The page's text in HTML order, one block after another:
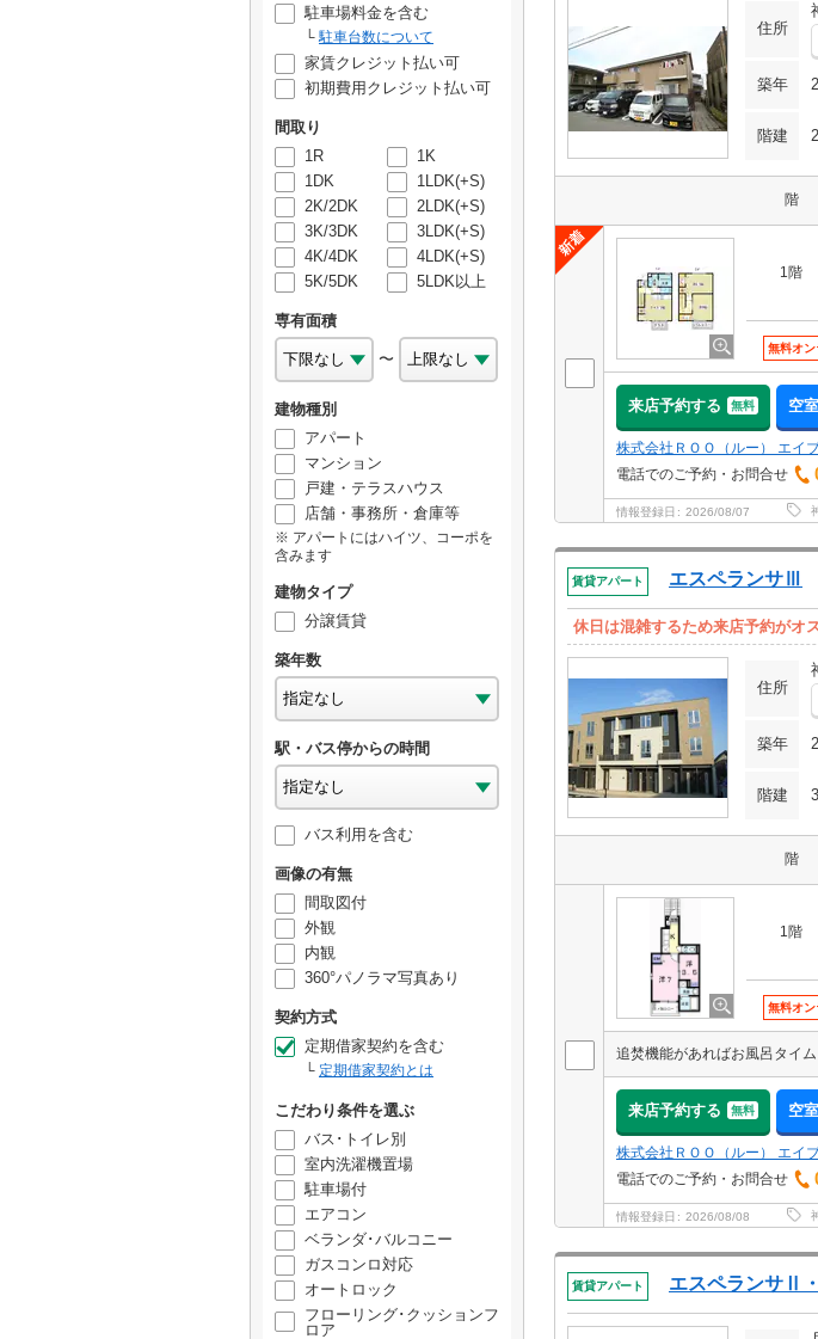
駐車場料金を含む
駐車台数について
家賃クレジット払い可
初期費用クレジット払い可
間取り
1R
1K
1DK
1LDK(+S)
2K/2DK
2LDK(+S)
3K/3DK
3LDK(+S)
4K/4DK
4LDK(+S)
5K/5DK
5LDK以上
専有面積
〜
建物種別
アパート
マンション
戸建・テラスハウス
店舗・事務所・倉庫等
アパートにはハイツ、コーポを
含みます
建物タイプ
分譲賃貸
築年数
駅・バス停からの時間
バス利用を含む
画像の有無
間取図付
外観
内観
360°パノラマ写真あり
契約方式
定期借家契約を含む
定期借家契約とは
こだわり条件を選ぶ
バス･トイレ別
室内洗濯機置場
駐車場付
エアコン
ベランダ･バルコニー
ガスコンロ対応
オートロック
フローリング･クッションフ
ロア
住所
築年
階建
階
1階
無料オ
来店予約する 無料 空
株式会社ＲＯＯ（ルー） エイ
電話でのご予約・お問合せ
情報登録日 2026/08/07
賃貸アパート エスペランサⅢ
休日は混雑するため来店予約がオ
住所
築年
階建
階
1階
無料オ
追焚機能があればお風呂タイ
来店予約する 無料 空
株式会社ＲＯＯ（ルー） エイ
電話でのご予約・お問合せ
情報登録日 2026/08/08
賃貸アパート エスペランサⅡ